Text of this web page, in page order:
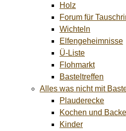
Holz
Forum für
Wichteln
Elfengeheimnisse
Ü-Liste
Flohmarkt
Basteltreffen
Alles was nicht mit
Plauderecke
Kochen und
Kinder